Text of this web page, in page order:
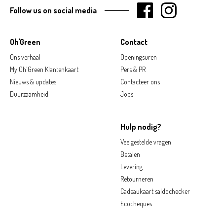
Oh'Green
Ons verhaal
My Oh'Green Klantenkaart
Nieuws & updates
Duurzaamheid
Contact
Openingsuren
Pers & PR
Contacteer ons
Jobs
Hulp nodig?
Veelgestelde vragen
Betalen
Levering
Retourneren
Cadeaukaart saldochecker
Ecocheques
Follow us on social media